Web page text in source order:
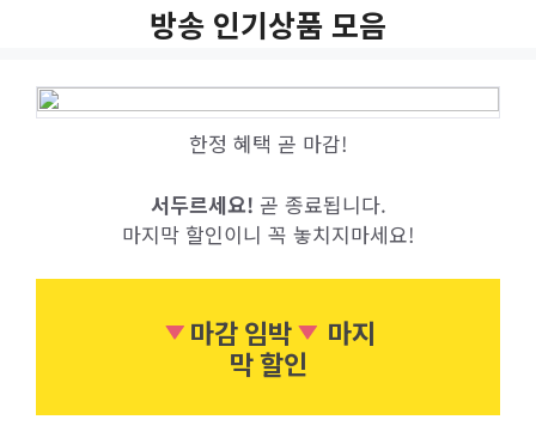
방송 인기상품 모음
한정 혜택 곧 마감!
서두르세요! 곧 종료됩니다.
마지막 할인이니 꼭 놓치지마세요!
마감 임박
마지
막 할인